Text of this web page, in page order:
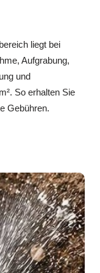
liegt bei
Aufgrabung,
und
So erhalten Sie
Gebühren.